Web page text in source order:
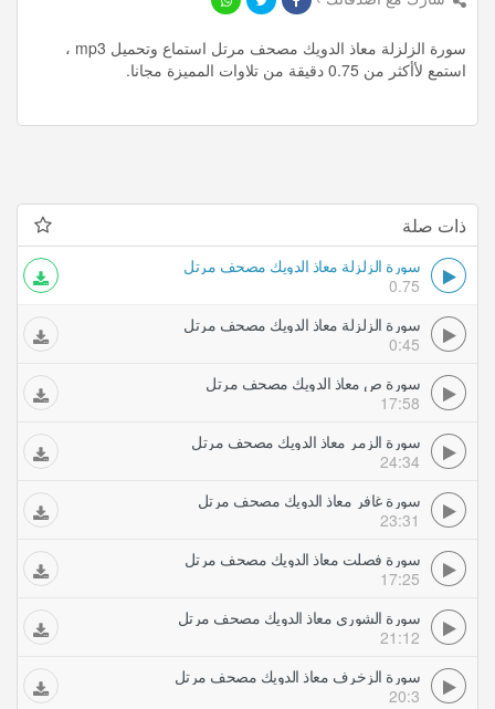
سورة الزلزلة معاذ الدويك مصحف مرتل استماع وتحميل mp3 ،
استمع لأأكثر من 0.75 دقيقة من تلاوات المميزة مجانا.
ذات صلة
سورة الزلزلة معاذ الدويك مصحف مرتل
0.75
سورة الزلزلة معاذ الدويك مصحف مرتل
0:45
سورة ص معاذ الدويك مصحف مرتل
17:58
سورة الزمر معاذ الدويك مصحف مرتل
24:34
سورة غافر معاذ الدويك مصحف مرتل
23:31
سورة فصلت معاذ الدويك مصحف مرتل
17:25
سورة الشورى معاذ الدويك مصحف مرتل
21:12
سورة الزخرف معاذ الدويك مصحف مرتل
20:3